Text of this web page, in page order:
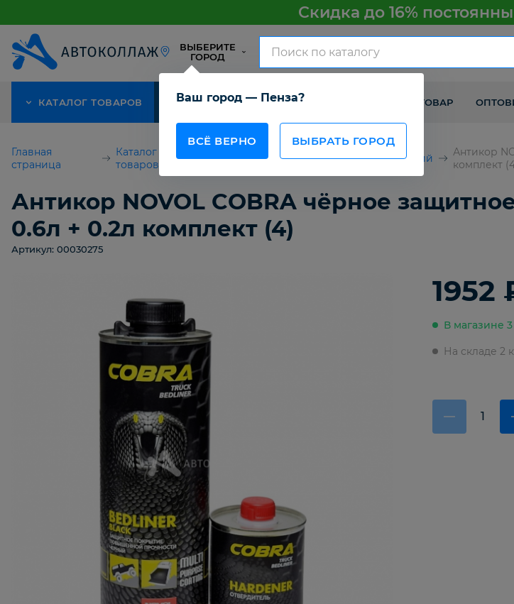
Скидка до 16%
ВЫБЕРИТЕ
ГОРОД
Ваш город — Пенза?
ВСЁ ВЕРНО ВЫБРАТЬ ГОРОД
КАТАЛОГ ТОВАРОВ АКЦИЯ О КОМПАНИИ КАК ПОЛУЧИТЬ ТОВАР
Главная
страница
Каталог
товаров
Антигравий
Антикор
комплект
Антикор NOVOL COBRA чёрное
0.6л + 0.2л комплект (4)
Артикул: 00030275
1952
В магазине
На складе 2